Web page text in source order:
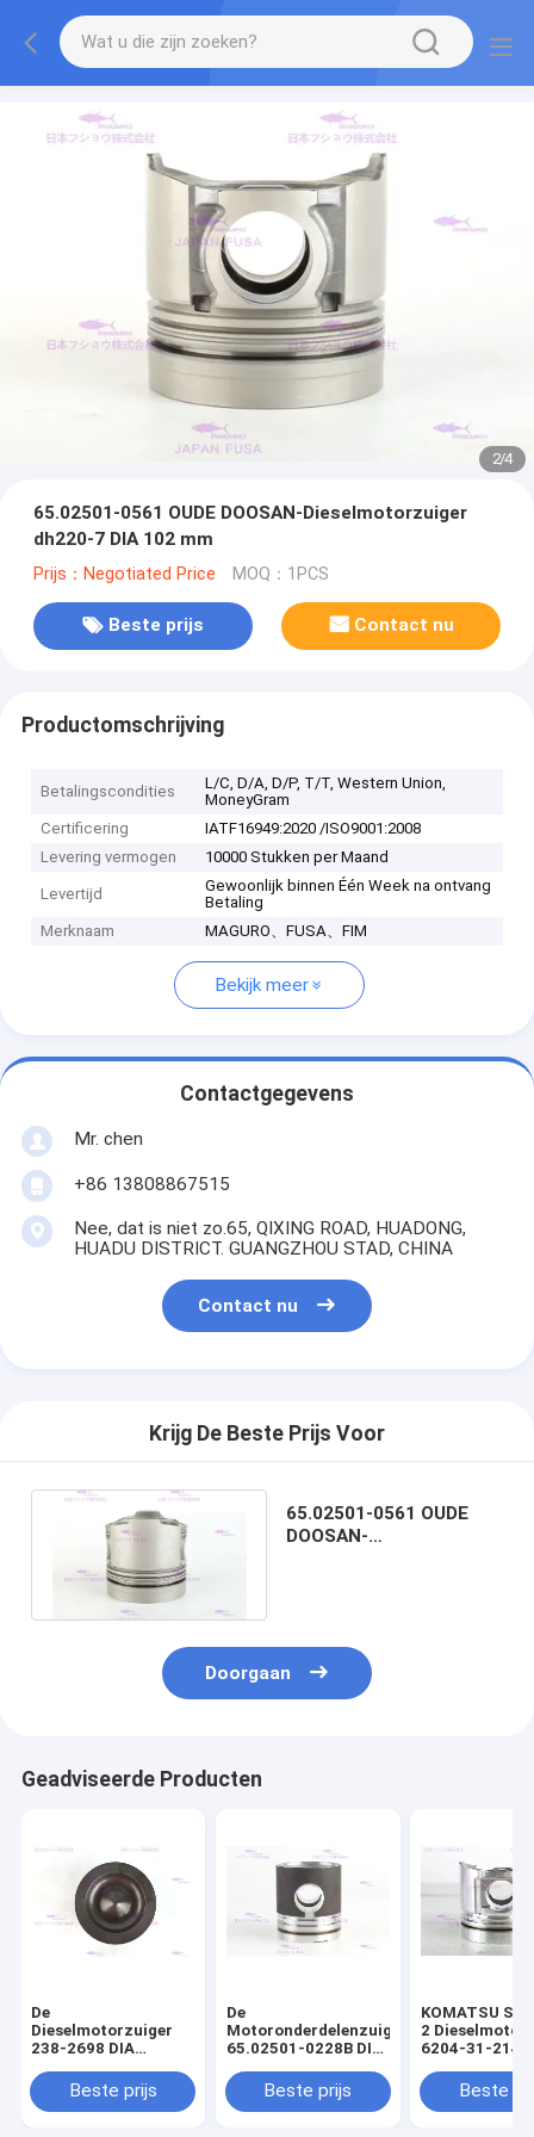
2/4
65.02501-0561 OUDE DOOSAN-Dieselmotorzuiger
dh220-7 DIA 102 mm
Prijs：Negotiated Price MOQ：1PCS
Beste prijs Contact nu
Productomschrijving
Betalingscondities
L/C, D/A, D/P, T/T, Western Union,
MoneyGram
Certificering
IATF16949:2020 /ISO9001:2008
Levering vermogen
10000 Stukken per Maand
Levertijd
Gewoonlijk binnen Één Week na ontvang
Betaling
Merknaam
MAGURO、FUSA、FIM
Bekijk meer
Contactgegevens
Mr. chen
+86 13808867515
Nee, dat is niet zo.65, QIXING ROAD, HUADONG,
HUADU DISTRICT. GUANGZHOU STAD, CHINA
Contact nu
Krijg De Beste Prijs Voor
65.02501-0561 OUDE
DOOSAN-
Doorgaan
Geadviseerde Producten
De
Dieselmotorzuiger
238-2698 DIA
CATERPILLARR C7
Beste prijs
De
Motoronderdelenzuiger
65.02501-0228B DIA
DE08TBeste prijs
KOMATSU
2
6204-31-2141
Beste